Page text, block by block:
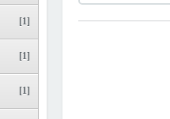
[1]
[1]
[1]